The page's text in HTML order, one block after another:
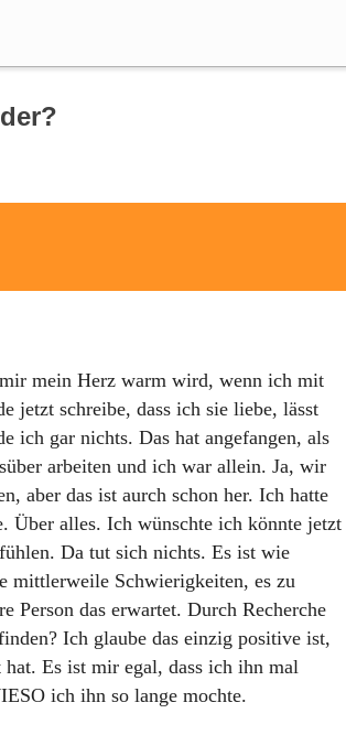
mein Herz warm wird, wenn ich mit
jetzt schreibe, dass ich sie liebe, lässt
ich gar nichts. Das hat angefangen, als
arbeiten und ich war allein. Ja, wir
aber das ist aurch schon her. Ich hatte
Über alles. Ich wünschte ich könnte jetzt
Da tut sich nichts. Es ist wie
mittlerweile Schwierigkeiten, es zu
Person das erwartet. Durch Recherche
Ich glaube das einzig positive ist,
Es ist mir egal, dass ich ihn mal
ich ihn so lange mochte.